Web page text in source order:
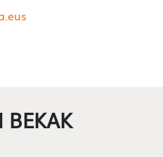
BEKAK